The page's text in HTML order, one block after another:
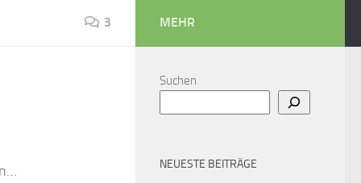
3 MEHR
Suchen
NEUESTE BEITRÄGE